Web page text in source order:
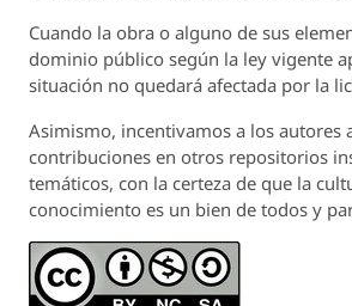
Cuando la obra o alguno de sus
dominio público según la ley vigente
situación no quedará afectada por la
Asimismo, incentivamos a los autores
contribuciones en otros repositorios
temáticos, con la certeza de que la
conocimiento es un bien de todos y